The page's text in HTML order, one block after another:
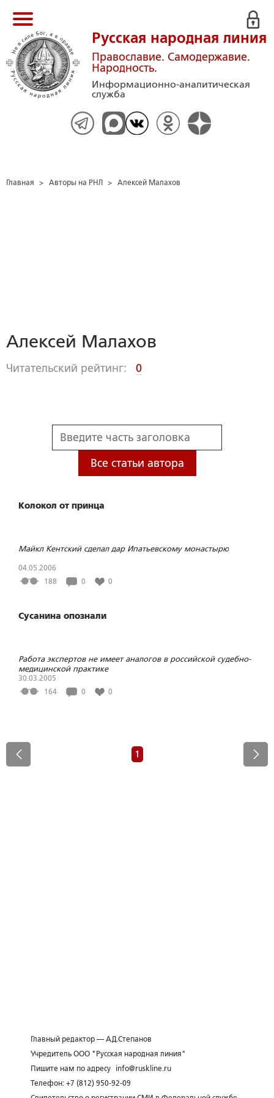
Русская народная линия
Православие. Самодержавие.
Народность.
Информационно-аналитическая
служба
Главная > Авторы на РНЛ > Алексей Малахов
Алексей Малахов
Читательский рейтинг: 0
Все статьи автора
Колокол от принца
Майкл Кентский сделал дар Ипатьевскому монастырю
04.05.2006
188
0 0
Cусанина опознали
Работа экспертов не имеет аналогов в российской судебно-
медицинской практике
30.03.2005
164
0 0
1
Главный редактор — А.Д.Степанов
Учредитель ООО "Русская народная линия"
Пишите нам по адресу
info@ruskline.ru
Телефон: +7 (812) 950-92-09